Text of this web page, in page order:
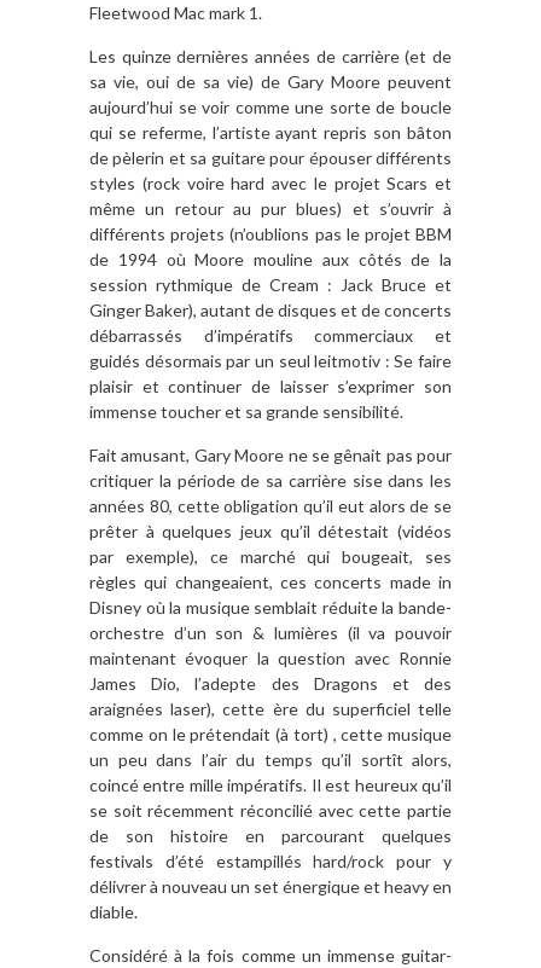
Fleetwood Mac mark 1.
Les quinze dernières années de carrière (et de
sa vie, oui de sa vie) de Gary Moore peuvent
aujourd’hui se voir comme une sorte de boucle
qui se referme, l’artiste ayant repris son bâton
de pèlerin et sa guitare pour épouser différents
styles (rock voire hard avec le projet Scars et
même un retour au pur blues) et s’ouvrir à
différents projets (n’oublions pas le projet BBM
de 1994 où Moore mouline aux côtés de la
session rythmique de Cream : Jack Bruce et
Ginger Baker), autant de disques et de concerts
débarrassés d’impératifs commerciaux et
guidés désormais par un seul leitmotiv : Se faire
plaisir et continuer de laisser s’exprimer son
immense toucher et sa grande sensibilité.
Fait amusant, Gary Moore ne se gênait pas pour
critiquer la période de sa carrière sise dans les
années 80, cette obligation qu’il eut alors de se
prêter à quelques jeux qu’il détestait (vidéos
par exemple), ce marché qui bougeait, ses
règles qui changeaient, ces concerts made in
Disney où la musique semblait réduite la bande-
orchestre d’un son & lumières (il va pouvoir
maintenant évoquer la question avec Ronnie
James Dio, l’adepte des Dragons et des
araignées laser), cette ère du superficiel telle
comme on le prétendait (à tort) , cette musique
un peu dans l’air du temps qu’il sortît alors,
coincé entre mille impératifs. Il est heureux qu’il
se soit récemment réconcilié avec cette partie
de son histoire en parcourant quelques
festivals d’été estampillés hard/rock pour y
délivrer à nouveau un set énergique et heavy en
diable.
Considéré à la fois comme un immense guitar-